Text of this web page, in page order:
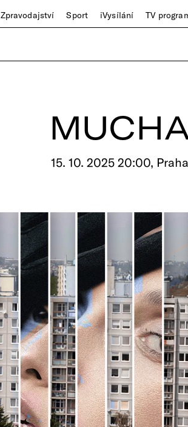
Zpravodajství Sport iVysílání TV
15. 10. 2025 20:00, Praha